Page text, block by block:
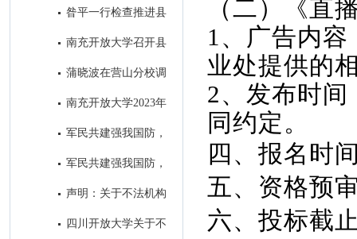
校检查指导“达标工程”和教务工
昝平一行检查推进县
级分校“达标工程”暨教务工作
南充开放大学召开县
级分校达标工程初审通报会 ​
蒲晓波在营山分校调
研推进秋招工作
南充开放大学2023年
秋季招生进入尾声
军民共建强我国防，
南充开大办“拥军班” ----南充开
仪式圆满举行
军民共建强我国防，
南充开大办“拥军班” ----南充开
仪式圆满举行
声明：关于不法机构
冒用我校名义进行虚假招生的郑
四川开放大学关于不
（二）《直
1、广告内
业处提供的
2、发布时
同约定。
四、报名时
五、资格预
六、投标截